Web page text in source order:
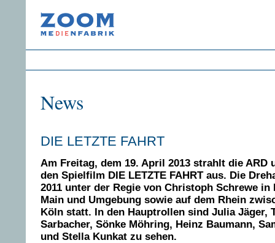
News
DIE LETZTE FAHRT
Am Freitag, dem 19. April 2013 strahlt die ARD
den Spielfilm DIE LETZTE FAHRT aus. Die
2011 unter der Regie von Christoph Schrewe in
Main und Umgebung sowie auf dem Rhein
Köln statt. In den Hauptrollen sind Julia Jäger,
Sarbacher, Sönke Möhring, Heinz Baumann,
und Stella Kunkat zu sehen.